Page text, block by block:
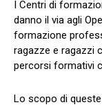
I Centri di
danno il via agli
formazione
ragazze e ragazzi
percorsi formativi
Lo scopo di